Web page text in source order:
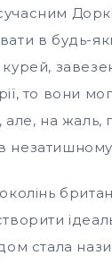
в будь-
то вони
але, на жаль,
стала